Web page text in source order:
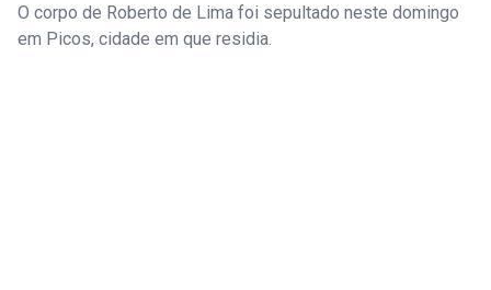
O corpo de Roberto de Lima foi sepultado neste domingo
em Picos, cidade em que residia.